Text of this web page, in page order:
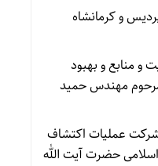
و کرمانشاه
و منابع و بهبود
مرحوم مهندس حمید
شرکت عملیات اکتشاف
حضرت آیت الله